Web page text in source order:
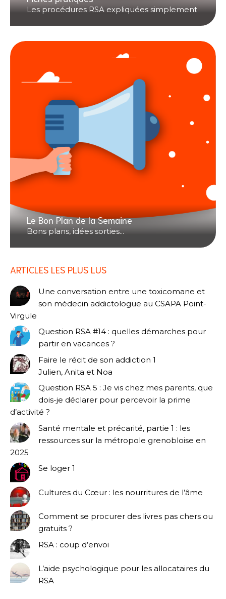
Les procédures RSA expliquées simplement
Le Bon Plan de la Semaine
Bons plans, idées sorties...
ARTICLES LES PLUS LUS
Une conversation entre une toxicomane et
son médecin addictologue au CSAPA Point-
Virgule
Question RSA #14 : quelles démarches pour
partir en vacances ?
Faire le récit de son addiction 1
Julien, Anita et Noa
Question RSA 5 : Je vis chez mes parents, que
dois-je déclarer pour percevoir la prime
d’activité ?
Santé mentale et précarité, partie 1 : les
ressources sur la métropole grenobloise en
2025
Se loger 1
Cultures du Cœur : les nourritures de l’âme
Comment se procurer des livres pas chers ou
gratuits ?
RSA : coup d’envoi
L’aide psychologique pour les allocataires du
RSA